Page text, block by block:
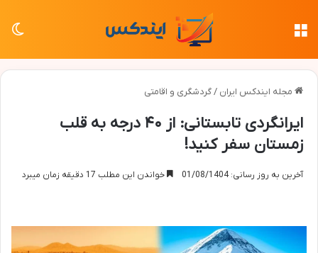
مجله ایندکس ایران /گردشگری و اقامتی
ایرانگردی تابستانی: از ۴۰ درجه به قلب
زمستان سفر کنید!
آخرین به روز رسانی: 01/08/1404 خواندن این مطلب 17 دقیقه زمان میبرد